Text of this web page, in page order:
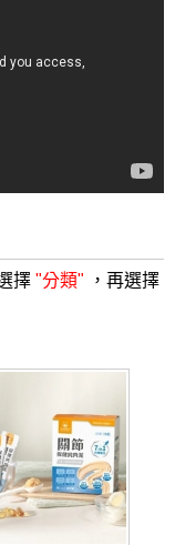
擇 "分類" ，再選擇